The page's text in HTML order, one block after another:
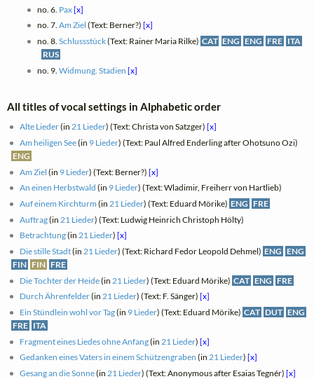
no. 6. Pax[x]
no. 7. Am Ziel (Text: Berner?) [x]
no. 8. Schlussstück(Text: Rainer Maria Rilke) CAT ENG ENG FRE ITA
RUS
no. 9. Widmung. Stadien [x]
All titles of vocal settings in Alphabetic order
Alte Lieder(in21 Lieder) (Text: Christa von Satzger)[x]
Am heiligen See(in 9 Lieder) (Text: Paul Alfred Enderling after Ohotsuno Ozi)
ENG
Am Ziel (in 9 Lieder) (Text: Berner?)[x]
An einen Herbstwald (in 9 Lieder) (Text: Wladimir, Freiherr von Hartlieb)
Auf einem Kirchturm (in 21 Lieder) (Text: Eduard Mörike) ENG FRE
Auftrag(in 21 Lieder) (Text: Ludwig Heinrich Christoph Hölty)
Betrachtung(in21 Lieder)[x]
Die stille Stadt(in 21 Lieder) (Text: Richard Fedor Leopold Dehmel) ENG ENG
FIN FIN FRE
Die Tochter der Heide(in 21 Lieder) (Text: Eduard Mörike) CAT ENG FRE
Durch Ährenfelder(in21 Lieder) (Text: F. Sänger)[x]
Ein Stündlein wohl vor Tag(in 9 Lieder) (Text: Eduard Mörike) CAT DUT ENG
FRE ITA
Fragment eines Liedes ohne Anfang(in 21 Lieder)[x]
Gedanken eines Vaters in einem Schützengraben (in21 Lieder)[x]
Gesang an die Sonne(in 21 Lieder) (Text: Anonymous after Esaias Tegnér)[x]